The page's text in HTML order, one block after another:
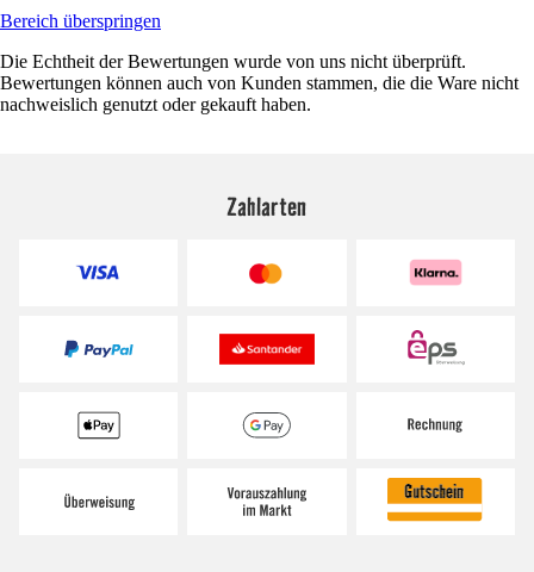
Bereich überspringen
Die Echtheit der Bewertungen wurde von uns nicht überprüft.
Bewertungen können auch von Kunden stammen, die die Ware nicht
nachweislich genutzt oder gekauft haben.
Zahlarten